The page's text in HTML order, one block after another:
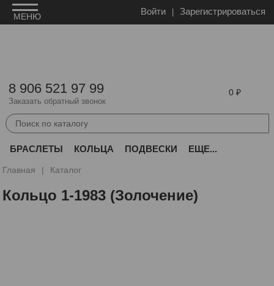
Войти Зарегистрироваться
0
8 906 521 97 99
Заказать обратный звонок
БРАСЛЕТЫ КОЛЬЦА ПОДВЕСКИ ЕЩЕ...
Главная Каталог
Кольцо 1-1983 (Золочение)